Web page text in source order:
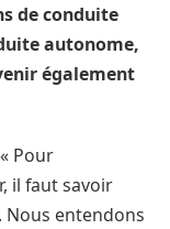
de conduite
autonome,
également
Pour
il faut savoir
entendons